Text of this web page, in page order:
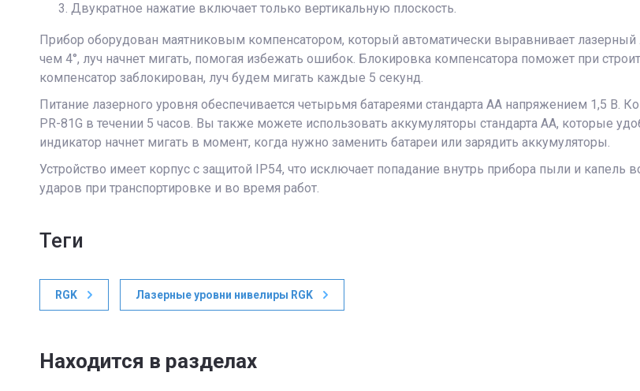
Двукратное нажатие включает только вертикальную плоскость.
Прибор оборудован маятниковым компенсатором, который автоматически выравнивает лазерный
чем 4°, луч начнет мигать, помогая избежать ошибок. Блокировка компенсатора поможет при
компенсатор заблокирован, луч будем мигать каждые 5 секунд.
Питание лазерного уровня обеспечивается четырьмя батареями стандарта АА напряжением 1,5 В.
PR-81G в течении 5 часов. Вы также можете использовать аккумуляторы стандарта АА, которые
индикатор начнет мигать в момент, когда нужно заменить батареи или зарядить аккумуляторы.
Устройство имеет корпус с защитой IP54, что исключает попадание внутрь прибора пыли и
ударов при транспортировке и во время работ.
теги
RGK Лазерные уровни нивелиры RGK
Находится в разделах